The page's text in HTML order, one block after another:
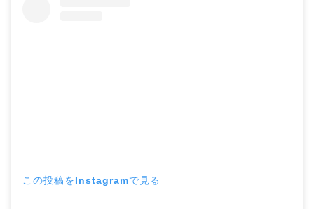
この投稿をInstagramで見る